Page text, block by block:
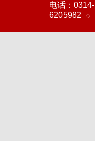
电话：0314-
6205982